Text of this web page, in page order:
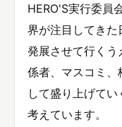
HERO'S実行委員
界が注目してきた
発展させて行くう
係者、マスコミ
して盛り上げて
考えています。